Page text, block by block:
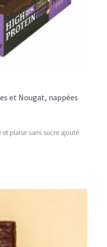
et Nougat, nappées
et plaisir sans sucre ajouté